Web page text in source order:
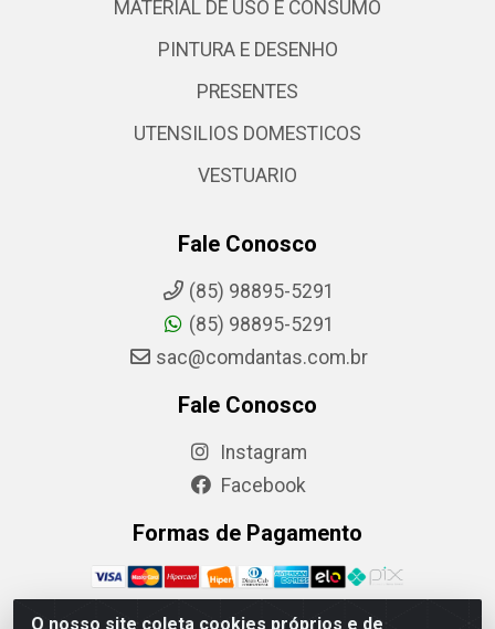
O nosso site coleta cookies próprios e de
MATERIAL DE USO E CONSUMO
PINTURA E DESENHO
PRESENTES
UTENSILIOS DOMESTICOS
VESTUARIO
Fale Conosco
(85) 98895-5291
(85) 98895-5291
sac@comdantas.com.br
Fale Conosco
Instagram
Facebook
Formas de Pagamento